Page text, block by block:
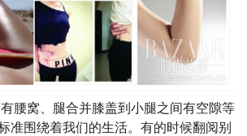
腰窝、腿合并膝盖到小腿之间有空隙等
准围绕着我们的生活。有的时候翻阅别